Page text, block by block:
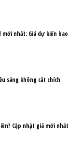
mới nhất: Giá dự kiến bao
sáng không cắt chích
Cập nhật giá mới nhất